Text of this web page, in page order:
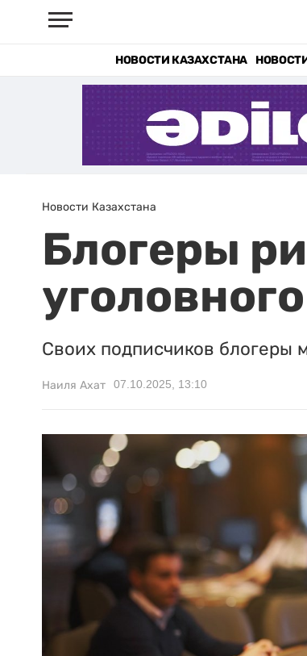
НОВОСТИ КАЗАХСТАНА
Новости Казахстана
Блогеры
Своих подписчиков блогеры
Наиля Ахат 07.10.2025, 13:10